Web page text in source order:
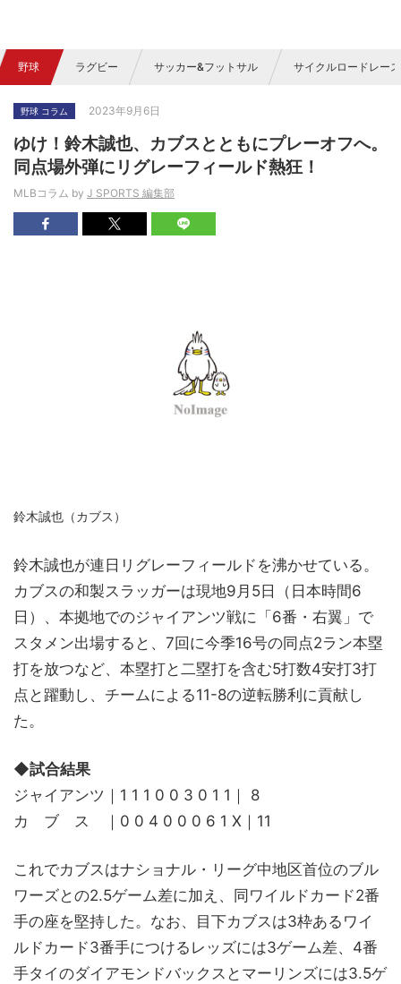
野球 ラグビー サッカー&フットサル サイクルロードレース
野球 コラム 2023年9月6日
ゆけ！鈴木誠也、カブスとともにプレーオフへ。
同点場外弾にリグレーフィールド熱狂！
MLBコラム by J SPORTS 編集部
鈴木誠也（カブス）
鈴木誠也が連日リグレーフィールドを沸かせている。
カブスの和製スラッガーは現地9月5日（日本時間6
日）、本拠地でのジャイアンツ戦に「6番・右翼」で
スタメン出場すると、7回に今季16号の同点2ラン本塁
打を放つなど、本塁打と二塁打を含む5打数4安打3打
点と躍動し、チームによる11-8の逆転勝利に貢献し
た。
◆試合結果
ジャイアンツ｜1 1 1 0 0 3 0 1 1｜ 8
カ ブ ス ｜0 0 4 0 0 0 6 1 X｜11
これでカブスはナショナル・リーグ中地区首位のブル
ワーズとの2.5ゲーム差に加え、同ワイルドカード2番
手の座を堅持した。なお、目下カブスは3枠あるワイ
ルドカード3番手につけるレッズには3ゲーム差、4番
手タイのダイアモンドバックスとマーリンズには3.5ゲ